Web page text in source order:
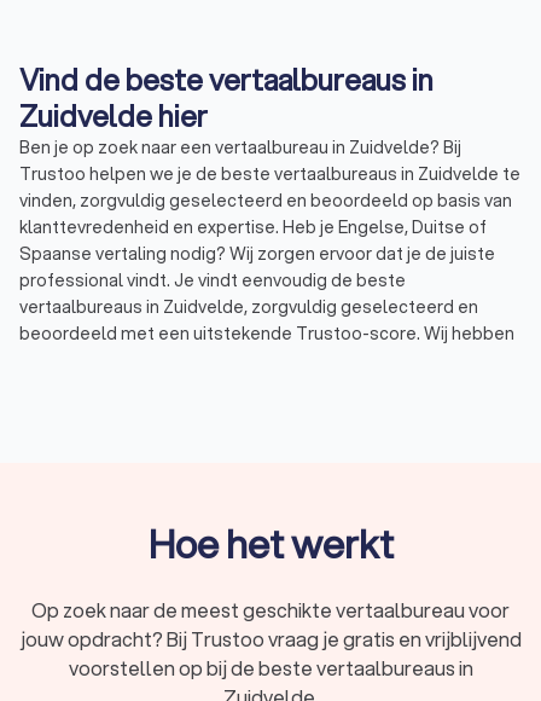
Vind de beste vertaalbureaus in
Zuidvelde hier
Ben je op zoek naar een vertaalbureau in Zuidvelde? Bij
Trustoo helpen we je de beste vertaalbureaus in Zuidvelde te
vinden, zorgvuldig geselecteerd en beoordeeld op basis van
klanttevredenheid en expertise. Heb je Engelse, Duitse of
Spaanse vertaling nodig? Wij zorgen ervoor dat je de juiste
professional vindt. Je vindt eenvoudig de beste
vertaalbureaus in Zuidvelde, zorgvuldig geselecteerd en
beoordeeld met een uitstekende Trustoo-score. Wij hebben
voor jouw vertalingen
Ben je op zoek naar een professioneel vertaalbureau in
Zuidvelde voor hoogwaardige vertalingen? Ben je op zoek
naar vertalingen voor juridische documenten, technische
Hoe het werkt
Op zoek naar de meest geschikte vertaalbureau voor
jouw opdracht? Bij Trustoo vraag je gratis en vrijblijvend
voorstellen op bij de beste vertaalbureaus in